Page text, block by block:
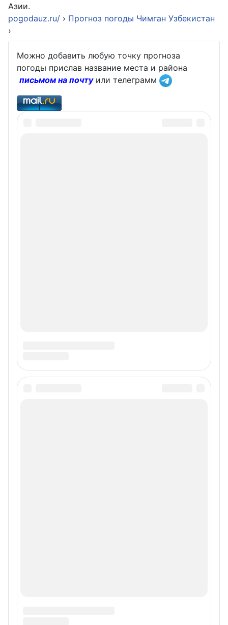
Азии.
pogodauz.ru/ › Прогноз погоды Чимган Узбекистан
›
Можно добавить любую точку прогноза
погоды прислав название места и района
письмом на почтуили телеграмм